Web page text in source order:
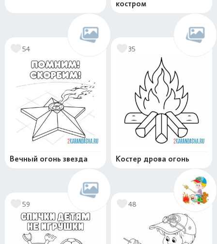
костром
54
Вечный огонь звезда
35
Костер дрова огонь
59 48